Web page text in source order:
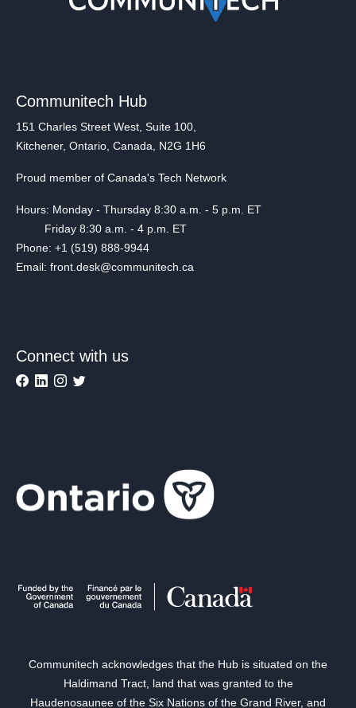
Communitech Hub
151 Charles Street West, Suite 100,
Kitchener, Ontario, Canada, N2G 1H6
Proud member of Canada's Tech Network
Hours: Monday - Thursday 8:30 a.m. - 5 p.m. ET
Friday 8:30 a.m. - 4 p.m. ET
Phone: +1 (519) 888-9944
Email: front.desk@communitech.ca
Connect with us
Communitech acknowledges that the Hub is situated on the
Haldimand Tract, land that was granted to the
Haudenosaunee of the Six Nations of the Grand River, and